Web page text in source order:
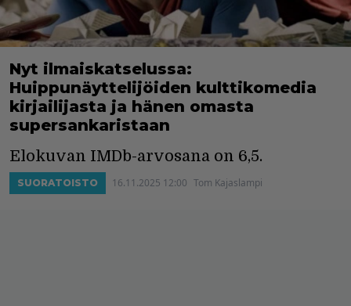
Nyt ilmaiskatselussa:
Huippunäyttelijöiden kulttikomedia
kirjailijasta ja hänen omasta
supersankaristaan
Elokuvan IMDb-arvosana on 6,5.
SUORATOISTO 16.11.2025 12:00 Tom Kajaslampi